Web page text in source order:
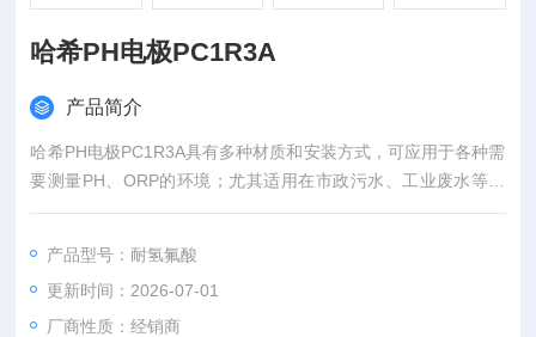
哈希PH电极PC1R3A
产品简介
哈希PH电极PC1R3A具有多种材质和安装方式，可应用于各种需
要测量PH、ORP的环境；尤其适用在市政污水、工业废水等需
要频繁更换传感器的恶劣环境中。
产品型号：耐氢氟酸
更新时间：2026-07-01
厂商性质：经销商